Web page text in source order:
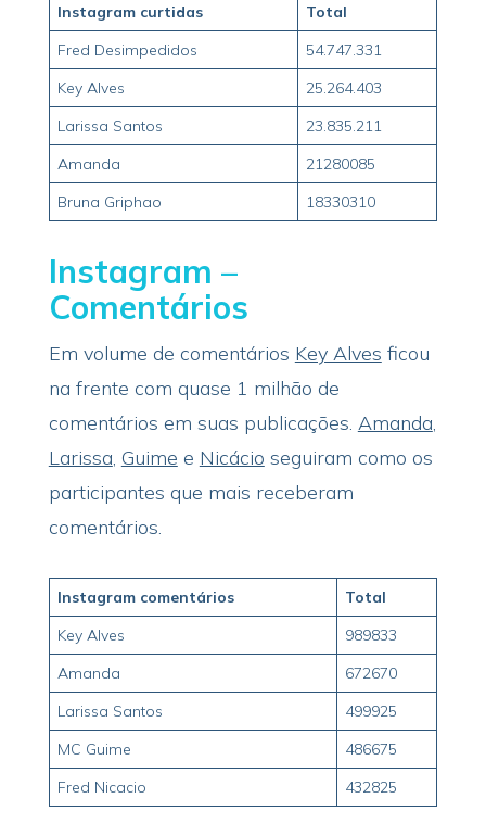
Instagram curtidas
Total
Fred Desimpedidos
54.747.331
Key Alves
25.264.403
Larissa Santos
23.835.211
Amanda
21280085
Bruna Griphao
18330310
Instagram –
Comentários
Em volume de comentários Key Alves ficou
na frente com quase 1 milhão de
comentários em suas publicações. Amanda
Larissa Guime e Nicácio seguiram como os
participantes que mais receberam
comentários.
Instagram comentários
Total
Key Alves
989833
Amanda
672670
Larissa Santos
499925
MC Guime
486675
Fred Nicacio
432825